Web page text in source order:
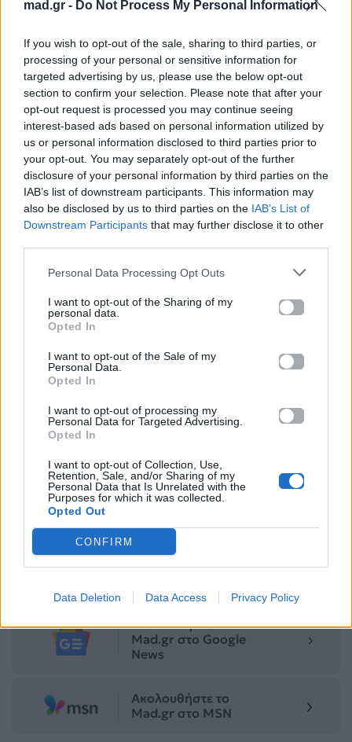
mad.gr - Do Not Process My Personal Information
If you wish to opt-out of the sale, sharing to third parties, or
processing of your personal or sensitive information for
targeted advertising by us, please use the below opt-out
section to confirm your selection. Please note that after your
opt-out request is processed you may continue seeing
interest-based ads based on personal information utilized by
us or personal information disclosed to third parties prior to
your opt-out. You may separately opt-out of the further
disclosure of your personal information by third parties on the
IAB’s list of downstream participants. This information may
also be disclosed by us to third parties on the IAB’s List of
Downstream Participants that may further disclose it to other
Personal Data Processing Opt Outs
I want to opt-out of the Sharing of my
personal data.
Opted In
I want to opt-out of the Sale of my
Personal Data.
Opted In
I want to opt-out of processing my
Personal Data for Targeted Advertising.
Opted In
I want to opt-out of Collection, Use,
Retention, Sale, and/or Sharing of my
Personal Data that Is Unrelated with the
Purposes for which it was collected.
Opted Out
CONFIRM
Data Deletion Data Access Privacy Policy
χιούμορ, με τη
Μπέττυ Μαγγίρα να σχολιάζει
γελώντας ότι τον βρήκε ακόμα πιο γοητευτικό
Η στιγμή έδωσε στη βραδιά έναν αέρα διεθνούς
διοργάνωσης, υπενθυμίζοντας ότι η Eurovision είναι
πάνω απ’ όλα ένας ευρωπαϊκός θεσμός.
Διάβασε επίσης:Με ατμοσφαιρική Αστερομάτα,
η Κλαυδία άνοιξε η σκηνή του Sing for Greece
Δες κι αυτό…
Για σχόλια, μηνύματα ή φωτογραφικό υλικό
σχετικά με τοMad.gr, επισκεφτείτε μας στο
Facebook, επικοινωνήστε μέσω
ακολουθήστε μας στοInstagram.
Ακολουθήστε το
Mad.gr στο Google
News
Ακολουθήστε το
Mad.gr στο MSN